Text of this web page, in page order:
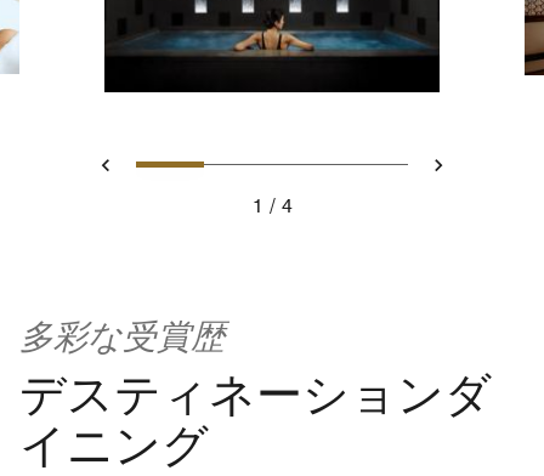
戻るスライド 1 - Spa Jacuzzi
スライド 2 - The Ritz-
スライド 3 - The
スライド 4 -
次へ
1
4
多彩な受賞歴
デスティネーションダ
イニング